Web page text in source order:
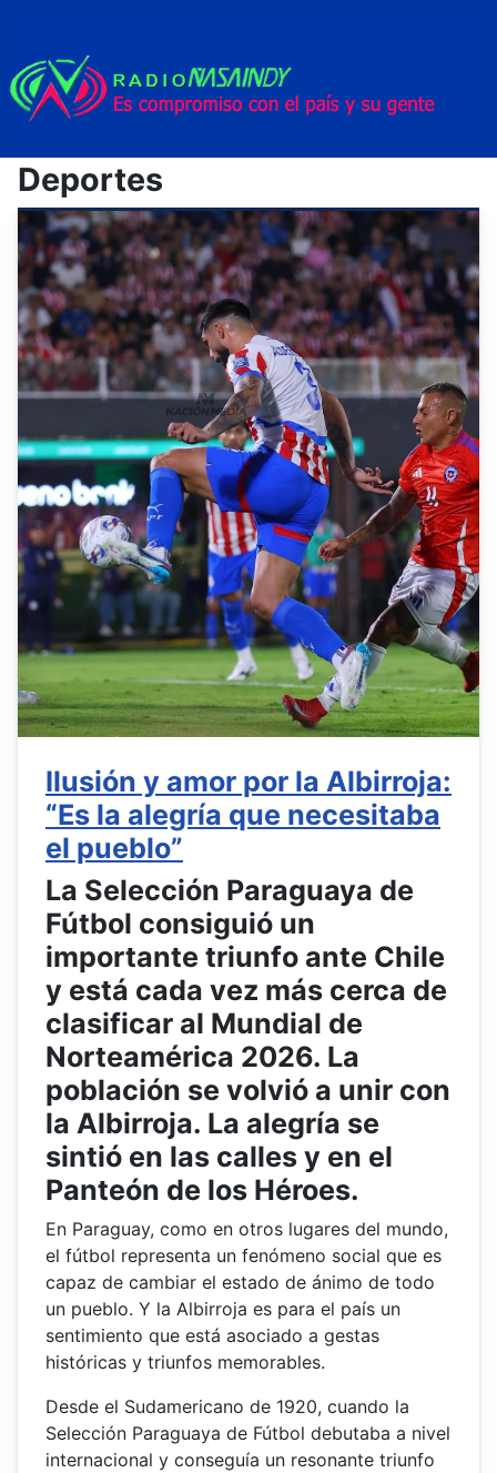
Deportes
Ilusión y amor por la Albirroja:
“Es la alegría que necesitaba
el pueblo”
La Selección Paraguaya de
Fútbol consiguió un
importante triunfo ante Chile
y está cada vez más cerca de
clasificar al Mundial de
Norteamérica 2026. La
población se volvió a unir con
la Albirroja. La alegría se
sintió en las calles y en el
Panteón de los Héroes.
En Paraguay, como en otros lugares del mundo,
el fútbol representa un fenómeno social que es
capaz de cambiar el estado de ánimo de todo
un pueblo. Y la Albirroja es para el país un
sentimiento que está asociado a gestas
históricas y triunfos memorables.
Desde el Sudamericano de 1920, cuando la
Selección Paraguaya de Fútbol debutaba a nivel
internacional y conseguía un resonante triunfo